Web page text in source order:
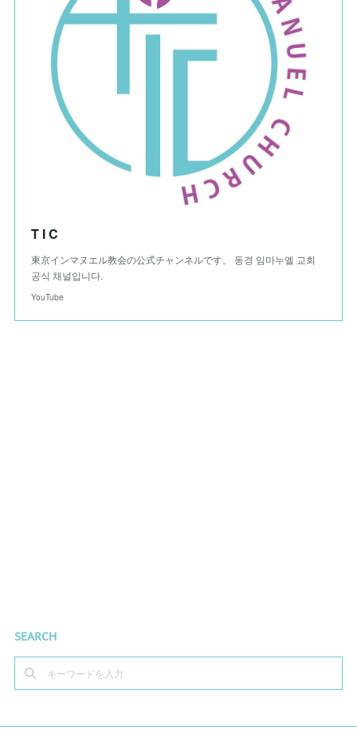
T I C
東京インマヌエル教会の公式チャンネルです。 동경 임마누엘 교회
공식 채널입니다.
YouTube
SEARCH